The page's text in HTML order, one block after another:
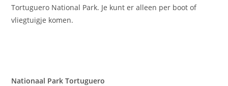
Tortuguero National Park. Je kunt er alleen per boot of
vliegtuigje komen.
Nationaal Park Tortuguero